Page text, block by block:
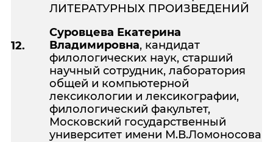
12.
ЛИТЕРАТУРНЫХ ПРОИЗВЕДЕНИЙ
Суровцева Екатерина
Владимировна, кандидат
филологических наук, старший
научный сотрудник, лаборатория
общей и компьютерной
лексикологии и лексикографии,
филологический факультет,
Московский государственный
университет имени М.В.Ломоносова